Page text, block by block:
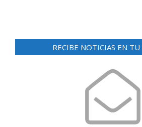
RECIBE NOTICIAS EN TU